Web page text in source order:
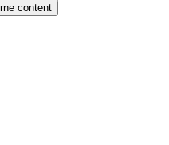
content